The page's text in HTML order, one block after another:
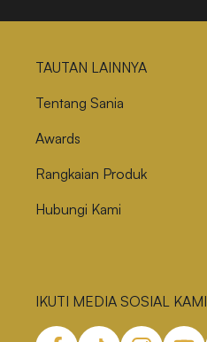
TAUTAN LAINNYA
Tentang Sania
Awards
Rangkaian Produk
Hubungi Kami
IKUTI MEDIA SOSIAL KAMI